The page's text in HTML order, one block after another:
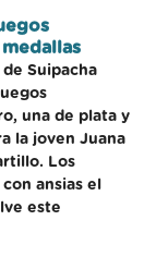
Suipacha
una de plata y
la joven Juana
Los
ansias el
este